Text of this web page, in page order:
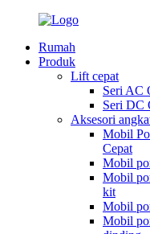
Rumah
Produk
Lift cepat
Seri AC
Seri DC
Aksesori
Mobil
Cepat
Mobil
Mobil
kit
Mobil
Mobil